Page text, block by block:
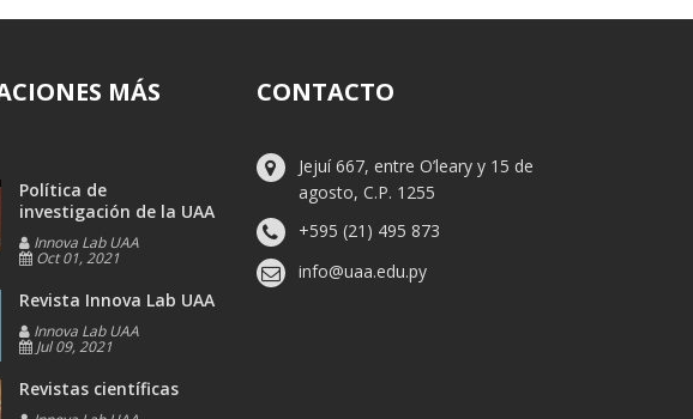
MÁS
Política de
investigación de la UAA
Innova Lab UAA
Oct 01, 2021
Revista Innova Lab UAA
Innova Lab UAA
Jul 09, 2021
Revistas científicas
CONTACTO
Jejuí 667, entre O’leary y 15 de
agosto, C.P. 1255
+595 (21) 495 873
info@uaa.edu.py